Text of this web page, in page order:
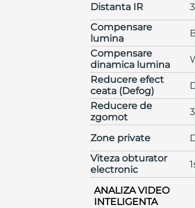
Distanta IR
Compensare
lumina
Compensare
dinamica lumina
Reducere efect
ceata (Defog)
Reducere de
zgomot
Zone private
Viteza obturator
electronic
ANALIZA VIDEO
INTELIGENTA